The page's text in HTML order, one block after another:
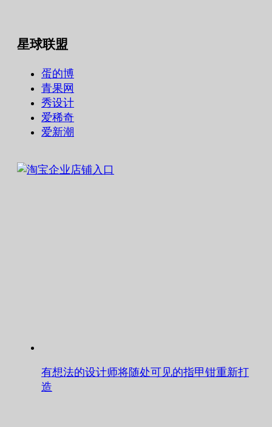
星球联盟
蛋的博
青果网
秀设计
爱稀奇
爱新潮
有想法的设计师将随处可见的指甲钳重新打
造